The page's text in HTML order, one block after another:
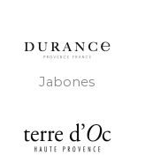
Jabones